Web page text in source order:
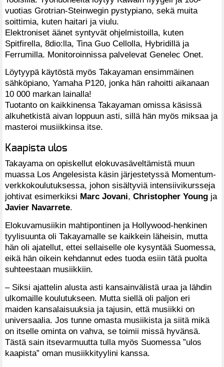
vuotias Grotrian-Steinwegin pystypiano, sekä muita
soittimia, kuten haitari ja viulu.
Elektroniset äänet syntyvät ohjelmistoilla, kuten
Spitfirella, 8dio:lla, Tina Guo Cellolla, Hybridillä ja
Ferrumilla. Monitoroinnissa palvelevat Genelec Onet.
Löytyypä käytöstä myös Takayaman ensimmäinen
sähköpiano, Yamaha P120, jonka hän rahoitti aikanaan
10 000 markan lainalla!
Tuotanto on kaikkinensa Takayaman omissa käsissä
alkuhetkistä aivan loppuun asti, sillä hän myös miksaa ja
masteroi musiikkinsa itse.
Kaapista ulos
Takayama on opiskellut elokuvasäveltämistä muun
muassa Los Angelesista käsin järjestetyssä Momentum-
verkkokoulutuksessa, johon sisältyviä intensiivikursseja
johtivat esimerkiksi Marc Jovani, Christopher Young ja
Javier Navarrete.
Elokuvamusiikin mahtipontinen ja Hollywood-henkinen
tyylisuunta oli Takayamalle se kaikkein läheisin, mutta
hän oli ajatellut, ettei sellaiselle ole kysyntää Suomessa,
eikä hän oikein kehdannut edes tuoda esiin tätä puolta
suhteestaan musiikkiin.
– Siksi ajattelin alusta asti kansainvälistä uraa ja lähdin
ulkomaille koulutukseen. Mutta siellä oli paljon eri
maiden kansalaisuuksia ja tajusin, että musiikki on
universaalia. Jos tunne omasta musiikista ja siitä mikä
on itselle ominta on vahva, se toimii missä hyvänsä.
Tästä sain itsevarmuutta tulla myös Suomessa ”ulos
kaapista” oman musiikkityylini kanssa.